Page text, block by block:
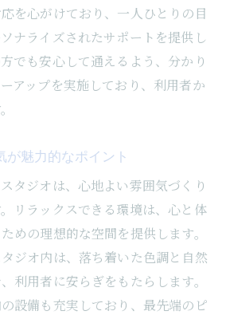
を心がけており、一人ひとりの目
ナライズされたサポートを提供し
でも安心して通えるよう、分かり
アップを実施しており、利用者か
が魅力的なポイント
タジオは、心地よい雰囲気づくり
リラックスできる環境は、心と体
めの理想的な空間を提供します。
ジオ内は、落ち着いた色調と自然
利用者に安らぎをもたらします。
設備も充実しており、最先端のピ